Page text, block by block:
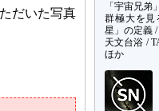
だいた写真
「宇宙兄弟
群極大を見
星」の定義
天文台浴 /
ほか